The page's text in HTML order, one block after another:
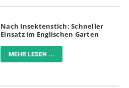
Nach Insektenstich: Schneller
Einsatz im Englischen Garten
MEHR LESEN ...